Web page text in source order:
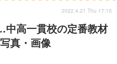
中高一貫校の定番教材
真・画像
2022.4.21 Thu 17:15